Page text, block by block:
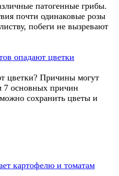
патогенные грибы.
почти одинаковые розы
побеги не вызревают
опадают цветки
цветки? Причины могут
7 основных причин
сохранить цветы и
картофелю и томатам